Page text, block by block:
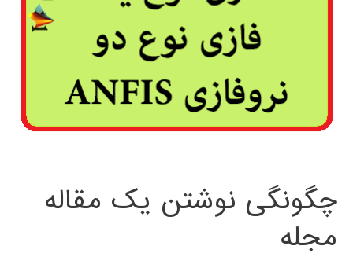
چگونگی نوشتن یک مقاله
مجله